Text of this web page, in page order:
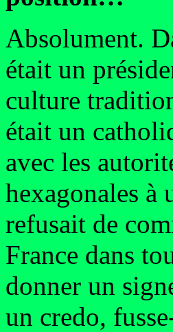
Absolument.
était un
culture
était un
avec les
hexagonales à
refusait de
France dans
donner un
un credo,